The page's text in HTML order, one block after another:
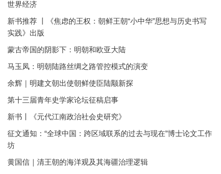
世界经济
新书推荐 丨《焦虑的王权：朝鲜王朝“小中华”思想与历史书写
实践》出版
蒙古帝国的阴影下：明朝和欧亚大陆
马玉凤：明朝陆路丝绸之路管控模式的演变
余辉｜明建文朝出使朝鲜使臣陆颙新探
第十三届青年史学家论坛征稿启事
新书丨《元代江南政治社会史研究》
征文通知：“全球中国：跨区域联系的过去与现在”博士论文工作
坊
黄国信｜清王朝的海洋观及其海疆治理逻辑